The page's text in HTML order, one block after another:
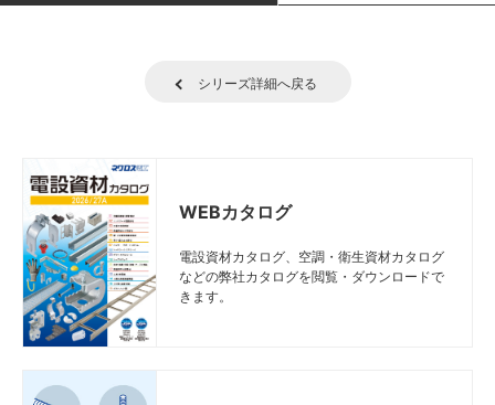
シリーズ詳細へ戻る
WEBカタログ
電設資材カタログ、空調・衛生資材カタログ
などの弊社カタログを閲覧・ダウンロードで
きます。